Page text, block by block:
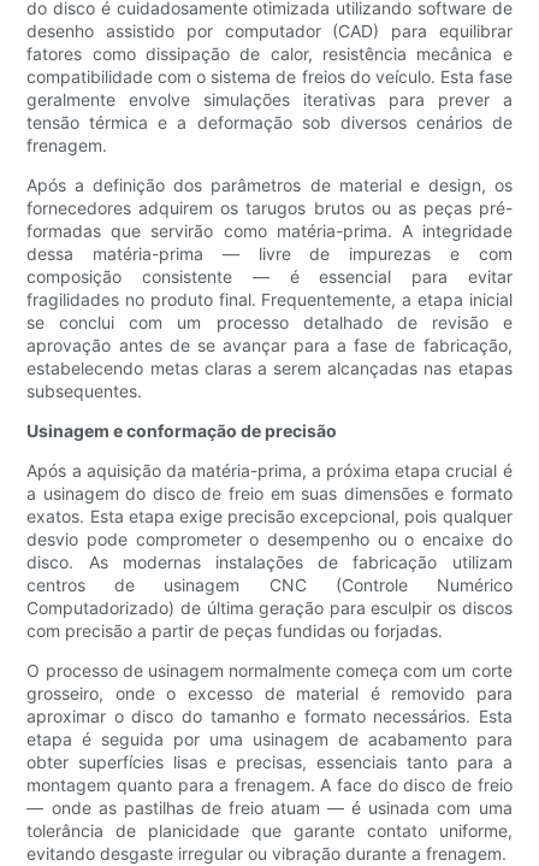
do disco é cuidadosamente otimizada utilizando software de
desenho assistido por computador (CAD) para equilibrar
fatores como dissipação de calor, resistência mecânica e
compatibilidade com o sistema de freios do veículo. Esta fase
geralmente envolve simulações iterativas para prever a
tensão térmica e a deformação sob diversos cenários de
frenagem.
Após a definição dos parâmetros de material e design, os
fornecedores adquirem os tarugos brutos ou as peças pré-
formadas que servirão como matéria-prima. A integridade
dessa matéria-prima — livre de impurezas e com
composição consistente — é essencial para evitar
fragilidades no produto final. Frequentemente, a etapa inicial
se conclui com um processo detalhado de revisão e
aprovação antes de se avançar para a fase de fabricação,
estabelecendo metas claras a serem alcançadas nas etapas
subsequentes.
Usinagem e conformação de precisão
Após a aquisição da matéria-prima, a próxima etapa crucial é
a usinagem do disco de freio em suas dimensões e formato
exatos. Esta etapa exige precisão excepcional, pois qualquer
desvio pode comprometer o desempenho ou o encaixe do
disco. As modernas instalações de fabricação utilizam
centros de usinagem CNC (Controle Numérico
Computadorizado) de última geração para esculpir os discos
com precisão a partir de peças fundidas ou forjadas.
O processo de usinagem normalmente começa com um corte
grosseiro, onde o excesso de material é removido para
aproximar o disco do tamanho e formato necessários. Esta
etapa é seguida por uma usinagem de acabamento para
obter superfícies lisas e precisas, essenciais tanto para a
montagem quanto para a frenagem. A face do disco de freio
— onde as pastilhas de freio atuam — é usinada com uma
tolerância de planicidade que garante contato uniforme,
evitando desgaste irregular ou vibração durante a frenagem.